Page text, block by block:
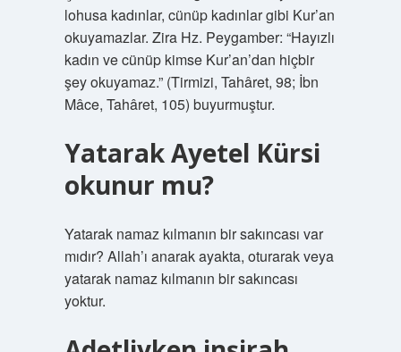
lohusa kadınlar, cünüp kadınlar gibi Kur’an
okuyamazlar. Zira Hz. Peygamber: “Hayızlı
kadın ve cünüp kimse Kur’an’dan hiçbir
şey okuyamaz.” (Tirmizi, Tahâret, 98; İbn
Mâce, Tahâret, 105) buyurmuştur.
Yatarak Ayetel Kürsi
okunur mu?
Yatarak namaz kılmanın bir sakıncası var
mıdır? Allah’ı anarak ayakta, oturarak veya
yatarak namaz kılmanın bir sakıncası
yoktur.